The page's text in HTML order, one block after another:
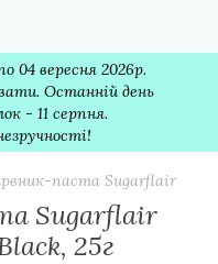
04 вересня 2026р.
Останній день
- 11 серпня.
паста Sugarflair
Sugarflair
25г